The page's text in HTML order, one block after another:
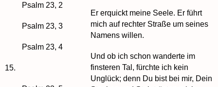
15.
Psalm 23, 2
Psalm 23, 3
Psalm 23, 4
Er erquickt meine Seele. Er führt
mich auf rechter Straße um seines
Namens willen.
Und ob ich schon wanderte im
finsteren Tal, fürchte ich kein
Unglück; denn Du bist bei mir, Dein